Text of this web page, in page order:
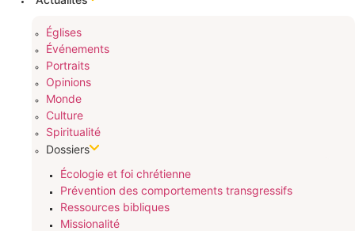
Églises
Événements
Portraits
Opinions
Monde
Culture
Spiritualité
Dossiers
Écologie et foi chrétienne
Prévention des comportements transgressifs
Ressources bibliques
Missionalité